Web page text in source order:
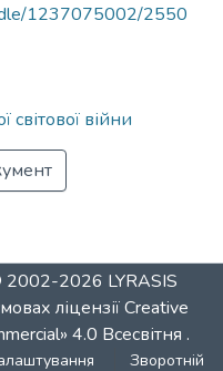
1237075002/2550
війни
2002-2026 LYRASIS
ліцензіїCreative
4.0 Всесвітня .
Зворотній